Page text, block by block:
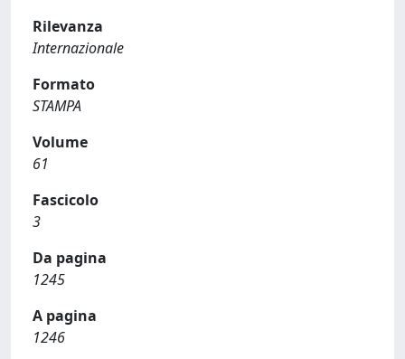
Rilevanza
Internazionale
Formato
STAMPA
Volume
61
Fascicolo
3
Da pagina
1245
A pagina
1246